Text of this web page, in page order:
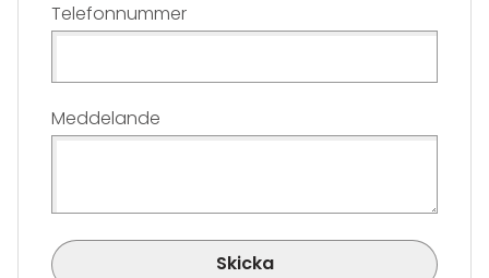
Telefonnummer
Meddelande
Skicka